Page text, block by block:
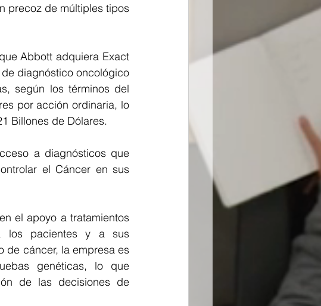
precoz de múltiples tipos
Abbott adquiera Exact
diagnóstico oncológico
según los términos del
por acción ordinaria, lo
Billones de Dólares.
a diagnósticos que
el Cáncer en sus
el apoyo a tratamientos
los pacientes y a sus
de cáncer, la empresa es
genéticas, lo que
de las decisiones de